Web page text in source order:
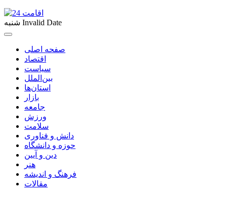
شنبه Invalid Date
صفحه اصلی
اقتصاد
سیاست
بین‌الملل
استان‌ها
بازار
جامعه
ورزش
سلامت
دانش و فناوری
حوزه و دانشگاه
دین و آیین
هنر
فرهنگ و اندیشه
مقالات